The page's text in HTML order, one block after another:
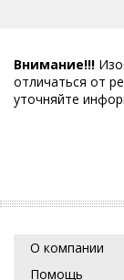
Внимание!!!
отличаться от
уточняйте
О компании
Помощь